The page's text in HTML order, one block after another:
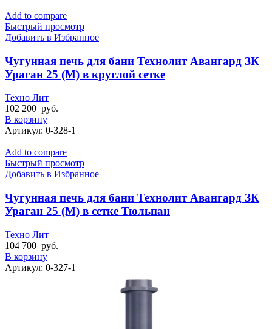
Add to compare
Быстрый просмотр
Добавить в Избранное
Чугунная печь для бани Технолит Авангард ЗК
Ураган 25 (М) в круглой сетке
Техно Лит
102 200 руб.
В корзину
Артикул: 0-328-1
Add to compare
Быстрый просмотр
Добавить в Избранное
Чугунная печь для бани Технолит Авангард ЗК
Ураган 25 (М) в сетке Тюльпан
Техно Лит
104 700 руб.
В корзину
Артикул: 0-327-1